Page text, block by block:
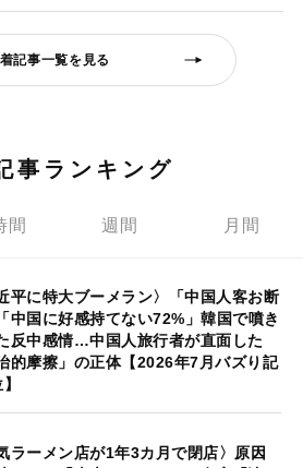
記事一覧を見る
事ランキング
間 週間 月間
平に特大ブーメラン〉「中国人客お断
中国に好感持てない72%」韓国で噴き
反中感情…中国人旅行者が直面した
的摩擦」の正体【2026年7月バズり記
ラーメン店が1年3カ月で閉店〉原因